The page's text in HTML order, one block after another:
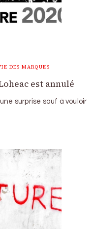
DES MARQUES
est annulé
surprise sauf à vouloir